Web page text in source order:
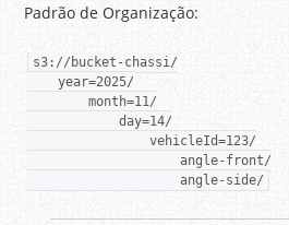
Padrão de Organização:
s3://bucket-chassi/
    year=2025/
        month=11/
            day=14/
                vehicleId=123/
                    angle-front/